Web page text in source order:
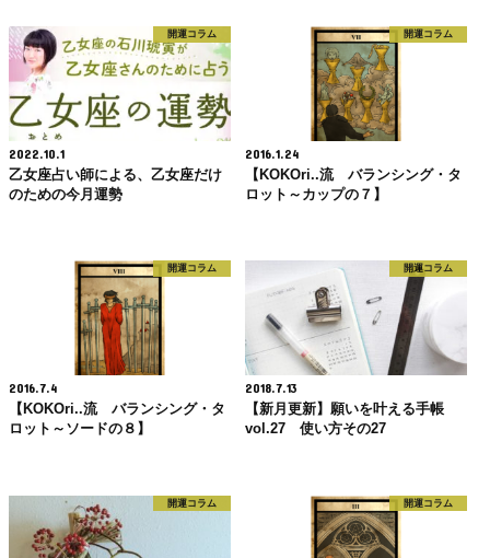
開運コラム
2022.10.1
乙女座占い師による、乙女座だけ
のための今月運勢
開運コラム
2016.1.24
【KOKOri..流 バランシング・タ
ロット～カップの７】
開運コラム
2016.7.4
【KOKOri..流 バランシング・タ
ロット～ソードの８】
開運コラム
2018.7.13
【新月更新】願いを叶える手帳
vol.27 使い方その27
開運コラム 開運コラム